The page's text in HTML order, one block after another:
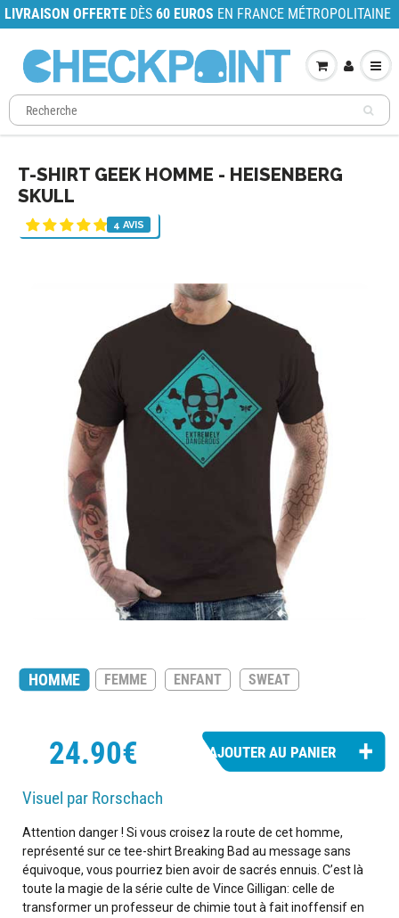
LIVRAISON OFFERTE DÈS 60 EUROS EN FRANCE MÉTROPOLITAINE
T-SHIRT GEEK HOMME - HEISENBERG
SKULL
4 AVIS
HOMME FEMME ENFANT SWEAT
24.90€
Visuel par Rorschach
Attention danger ! Si vous croisez la route de cet homme,
représenté sur ce tee-shirt Breaking Bad au message sans
équivoque, vous pourriez bien avoir de sacrés ennuis. C’est là
toute la magie de la série culte de Vince Gilligan: celle de
transformer un professeur de chimie tout à fait inoffensif en